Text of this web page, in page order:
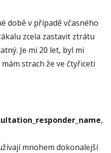
době v případě včasného
zcela zastavit ztrátu
Je mi 20 let, byl mi
strach že ve čtyřiceti
,
mnohem dokonalejší